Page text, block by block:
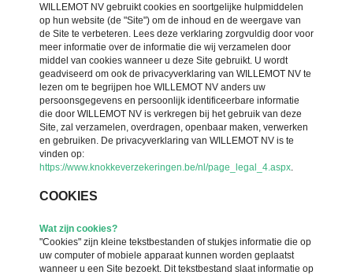
WILLEMOT NV gebruikt cookies en soortgelijke hulpmiddelen
op hun website (de "Site") om de inhoud en de weergave van
de Site te verbeteren. Lees deze verklaring zorgvuldig door voor
meer informatie over de informatie die wij verzamelen door
middel van cookies wanneer u deze Site gebruikt. U wordt
geadviseerd om ook de privacyverklaring van WILLEMOT NV te
lezen om te begrijpen hoe WILLEMOT NV anders uw
persoonsgegevens en persoonlijk identificeerbare informatie
die door WILLEMOT NV is verkregen bij het gebruik van deze
Site, zal verzamelen, overdragen, openbaar maken, verwerken
en gebruiken. De privacyverklaring van WILLEMOT NV is te
vinden op:
https://www.knokkeverzekeringen.be/nl/page_legal_4.aspx.
COOKIES
Wat zijn cookies?
"Cookies" zijn kleine tekstbestanden of stukjes informatie die op
uw computer of mobiele apparaat kunnen worden geplaatst
wanneer u een Site bezoekt. Dit tekstbestand slaat informatie op